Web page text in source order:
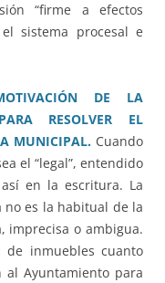
“firme a efectos
sistema procesal e
DE LA
RESOLVER EL
MUNICIPAL. Cuando
el “legal”, entendido
en la escritura. La
es la habitual de la
imprecisa o ambigua.
de inmuebles cuanto
al Ayuntamiento para